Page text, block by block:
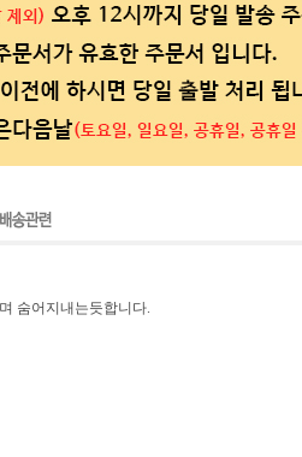
숨어지내는듯합니다.